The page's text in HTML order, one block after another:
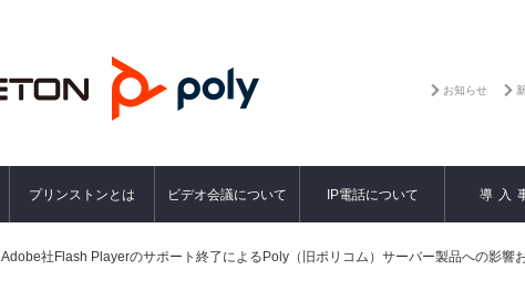
お知らせ
プリンストンとは ビデオ会議について IP電話について 導入
Adobe社Flash Playerのサポート終了によるPoly（旧ポリコム）サーバー製品への影響